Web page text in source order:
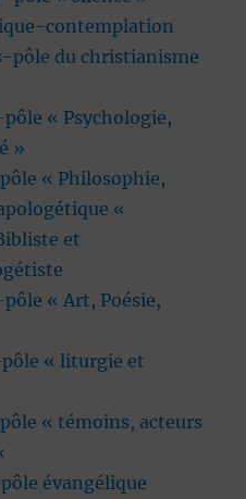
contemplation
pôle du christianisme
« Psychologie,
»
« Philosophie,
«
et
« Art, Poésie,
« liturgie et
« témoins, acteurs
évangélique